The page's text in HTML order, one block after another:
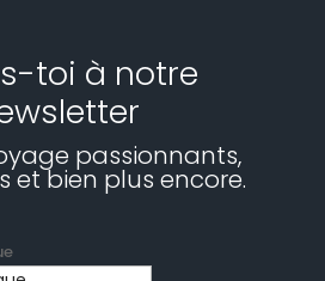
toi à notre
passionnants,
et bien plus encore.